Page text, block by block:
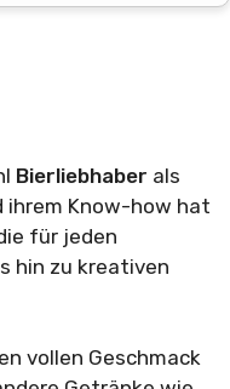
Bierliebhaber als
ihrem Know-how hat
für jeden
hin zu kreativen
vollen Geschmack